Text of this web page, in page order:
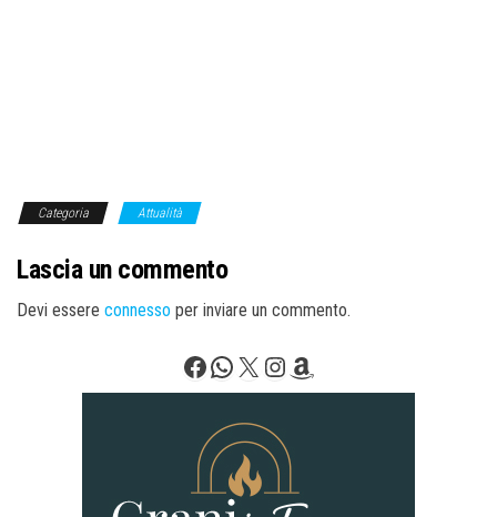
Categoria Attualità
Lascia un commento
Devi essere connesso per inviare un commento.
Facebook
WhatsApp
X Instagram
Amazon